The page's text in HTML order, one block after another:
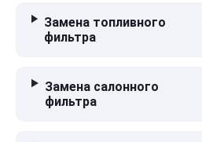
Замена топливного
фильтра
Замена салонного
фильтра